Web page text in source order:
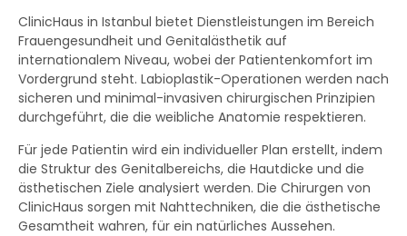
ClinicHaus in Istanbul bietet Dienstleistungen im Bereich
Frauengesundheit und Genitalästhetik auf
internationalem Niveau, wobei der Patientenkomfort im
Vordergrund steht. Labioplastik-Operationen werden nach
sicheren und minimal-invasiven chirurgischen Prinzipien
durchgeführt, die die weibliche Anatomie respektieren.
Für jede Patientin wird ein individueller Plan erstellt, indem
die Struktur des Genitalbereichs, die Hautdicke und die
ästhetischen Ziele analysiert werden. Die Chirurgen von
ClinicHaus sorgen mit Nahttechniken, die die ästhetische
Gesamtheit wahren, für ein natürliches Aussehen.